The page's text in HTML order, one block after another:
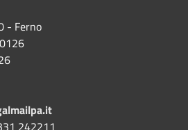
- Ferno
242211